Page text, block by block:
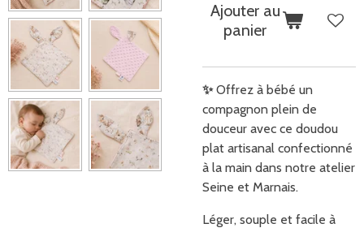
Ajouter au
panier
✨Offrez à bébé un
compagnon plein de
douceur avec ce doudou
plat artisanal confectionné
à la main dans notre atelier
Seine et Marnais.
Léger, souple et facile à